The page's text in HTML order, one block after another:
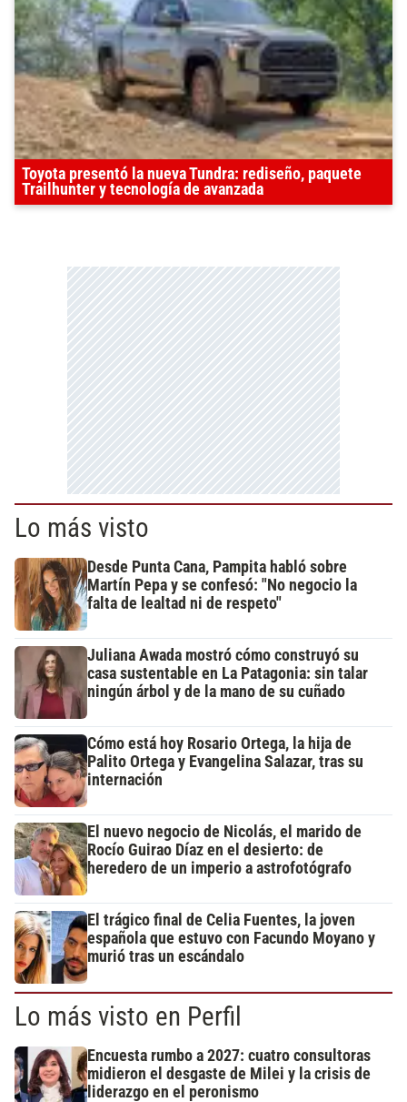
Toyota presentó la nueva Tundra: rediseño, paquete
Trailhunter y tecnología de avanzada
Lo más visto
Desde Punta Cana, Pampita habló sobre
Martín Pepa y se confesó: "No negocio la
falta de lealtad ni de respeto"
Juliana Awada mostró cómo construyó su
casa sustentable en La Patagonia: sin talar
ningún árbol y de la mano de su cuñado
Cómo está hoy Rosario Ortega, la hija de
Palito Ortega y Evangelina Salazar, tras su
internación
El nuevo negocio de Nicolás, el marido de
Rocío Guirao Díaz en el desierto: de
heredero de un imperio a astrofotógrafo
El trágico final de Celia Fuentes, la joven
española que estuvo con Facundo Moyano y
murió tras un escándalo
Lo más visto en Perfil
Encuesta rumbo a 2027: cuatro consultoras
midieron el desgaste de Milei y la crisis de
liderazgo en el peronismo